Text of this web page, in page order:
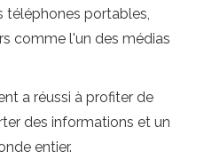
téléphones portables,
comme l'un des médias
a réussi à profiter de
des informations et un
entier.